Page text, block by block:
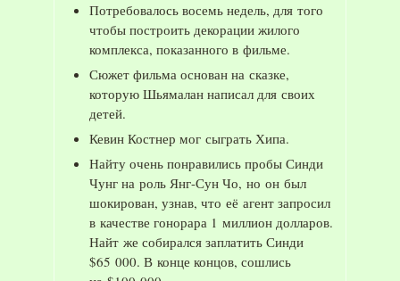
Потребовалось восемь недель, для того
чтобы построить декорации жилого
комплекса, показанного в фильме.
Сюжет фильма основан на сказке,
которую Шьямалан написал для своих
детей.
Кевин Костнер мог сыграть Хипа.
Найту очень понравились пробы Синди
Чунг на роль Янг-Сун Чо, но он был
шокирован, узнав, что её агент запросил
в качестве гонорара 1 миллион долларов.
Найт же собирался заплатить Синди
$65 000. В конце концов, сошлись